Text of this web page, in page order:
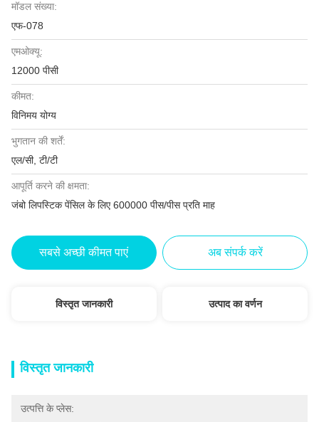
मॉडल संख्या:
एफ-078
एमओक्यू:
12000 पीसी
कीमत:
विनिमय योग्य
भुगतान की शर्तें:
एल/सी, टी/टी
आपूर्ति करने की क्षमता:
जंबो लिपस्टिक पेंसिल के लिए 600000 पीस/पीस प्रति माह
सबसे अच्छी कीमत पाएं अब संपर्क करें
विस्तृत जानकारी उत्पाद का वर्णन
विस्तृत जानकारी
उत्पत्ति के प्लेस: